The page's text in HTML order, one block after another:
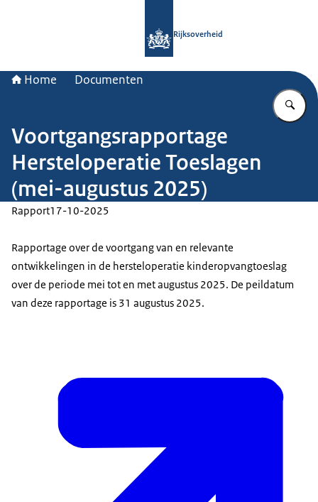
Rijksoverheid
Home Documenten
Voortgangsrapportage
Hersteloperatie Toeslagen
(mei-augustus 2025)
Rapport17-10-2025
Rapportage over de voortgang van en relevante
ontwikkelingen in de hersteloperatie kinderopvangtoeslag
over de periode mei tot en met augustus 2025. De peildatum
van deze rapportage is 31 augustus 2025.